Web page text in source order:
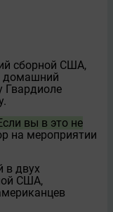
сборной США,
домашний
Гвардиоле
вы в это не
на мероприятии
в двух
США,